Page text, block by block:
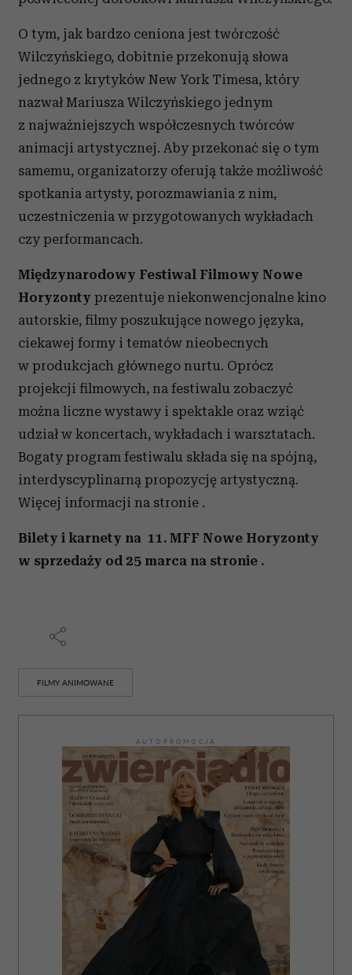
O tym, jak bardzo ceniona jest twórczość
Wilczyńskiego, dobitnie przekonują słowa
jednego z krytyków New York Timesa, który
nazwał Mariusza Wilczyńskiego jednym
z najważniejszych współczesnych twórców
animacji artystycznej. Aby przekonać się o tym
samemu, organizatorzy oferują także możliwość
spotkania artysty, porozmawiania z nim,
uczestniczenia w przygotowanych wykładach
czy performancach.
Międzynarodowy Festiwal Filmowy Nowe
Horyzonty prezentuje niekonwencjonalne kino
autorskie, filmy poszukujące nowego języka,
ciekawej formy i tematów nieobecnych
w produkcjach głównego nurtu. Oprócz
projekcji filmowych, na festiwalu zobaczyć
można liczne wystawy i spektakle oraz wziąć
udział w koncertach, wykładach i warsztatach.
Bogaty program festiwalu składa się na spójną,
interdyscyplinarną propozycję artystyczną.
Więcej informacji na stronie .
Bilety i karnety na 11. MFF Nowe Horyzonty
w sprzedaży od 25 marca na stronie .
FILMY ANIMOWANE
AUTOPROMOCJA